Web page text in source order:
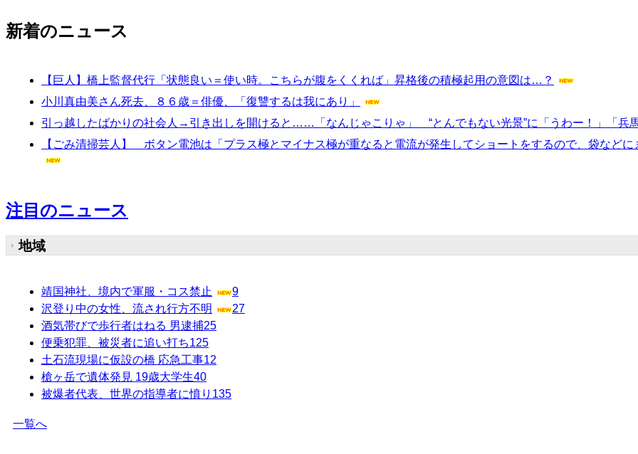
新着のニュース
【巨人】橋上監督代行「状態良い＝使い時。こちらが腹をくくれば」昇格後の積極起用の意図は…？
小川真由美さん死去、８６歳＝俳優、「復讐するは我にあり」
引っ越したばかりの社会人→引き出しを開けると……「なんじゃこりゃ」 “とんでもない光景”に「うわー！」「兵
【ごみ清掃芸人】 ボタン電池は「プラス極とマイナス極が重なると電流が発生してショートをするので、袋など
注目のニュース
地域
靖国神社、境内で軍服・コス禁止
9
沢登り中の女性、流され行方不明
27
酒気帯びで歩行者はねる 男逮捕25
便乗犯罪、被災者に追い打ち125
土石流現場に仮設の橋 応急工事12
槍ヶ岳で遺体発見 19歳大学生40
被爆者代表、世界の指導者に憤り 135
一覧へ